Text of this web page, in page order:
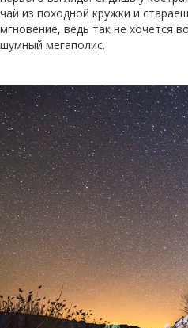
чай из походной кружки и
мгновение, ведь так не хочется
шумный мегаполис.